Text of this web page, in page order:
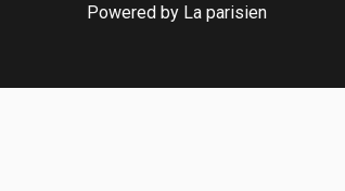
Powered by La parisien